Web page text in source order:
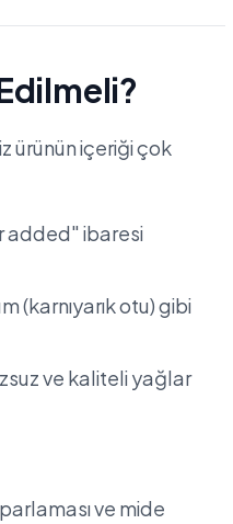
ürünün içeriği çok
added" ibaresi
(karnıyarık otu) gibi
ve kaliteli yağlar
ve mide